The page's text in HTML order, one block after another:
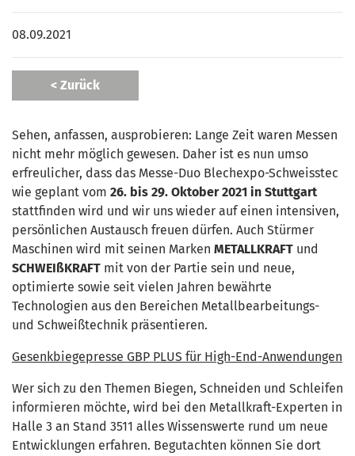
08.09.2021
< Zurück
Sehen, anfassen, ausprobieren: Lange Zeit waren Messen
nicht mehr möglich gewesen. Daher ist es nun umso
erfreulicher, dass das Messe-Duo Blechexpo-Schweisstec
wie geplant vom 26. bis 29. Oktober 2021 in Stuttgart
stattfinden wird und wir uns wieder auf einen intensiven,
persönlichen Austausch freuen dürfen. Auch Stürmer
Maschinen wird mit seinen Marken METALLKRAFT und
SCHWEIßKRAFT mit von der Partie sein und neue,
optimierte sowie seit vielen Jahren bewährte
Technologien aus den Bereichen Metallbearbeitungs-
und Schweißtechnik präsentieren.
Gesenkbiegepresse GBP PLUS für High-End-Anwendungen
Wer sich zu den Themen Biegen, Schneiden und Schleifen
informieren möchte, wird bei den Metallkraft-Experten in
Halle 3 an Stand 3511 alles Wissenswerte rund um neue
Entwicklungen erfahren. Begutachten können Sie dort